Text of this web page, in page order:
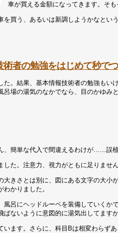
車が買える金額になってきます。そ
買う、あるいは新調しようかなとい
術者の勉強をはじめて秒
。結果、基本情報技術者の勉強もい
場の湯気のなかでなら、目のかゆみ
、簡単な代入で間違えるわけが……誤植
た。注意力、視力がともに足りません
きさとは別に、図にある文字の大小
かりました。
呂にヘッドルーペを装備していくか
ないように意図的に湯気出してます
ます。さらに、科目Bは相変わらず